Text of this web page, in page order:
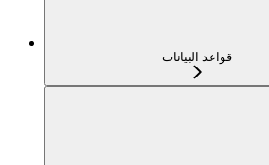
قواعد البيانات